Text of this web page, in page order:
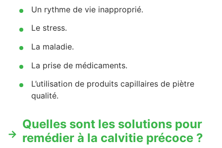
Un rythme de vie inapproprié.
Le stress.
La maladie.
La prise de médicaments.
L’utilisation de produits capillaires de piètre
qualité.
Quelles sont les solutions pour
remédier à la calvitie précoce ?